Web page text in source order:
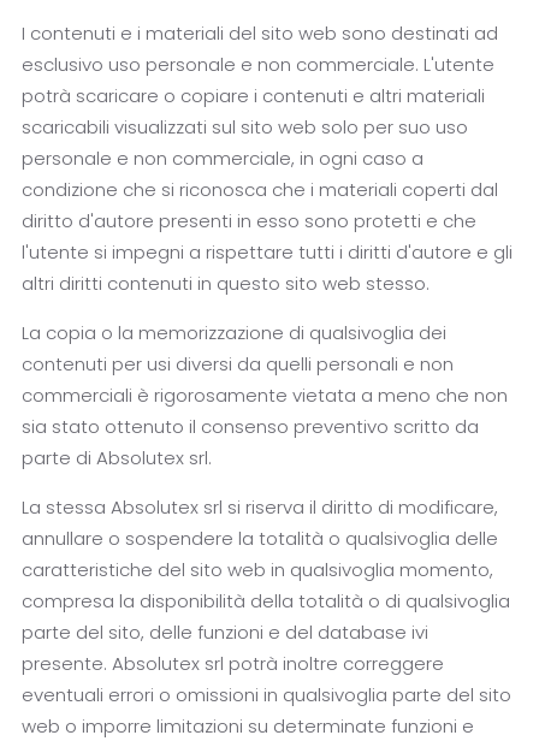
I contenuti e i materiali del sito web sono destinati ad
esclusivo uso personale e non commerciale. L'utente
potrà scaricare o copiare i contenuti e altri materiali
scaricabili visualizzati sul sito web solo per suo uso
personale e non commerciale, in ogni caso a
condizione che si riconosca che i materiali coperti dal
diritto d'autore presenti in esso sono protetti e che
l'utente si impegni a rispettare tutti i diritti d'autore e gli
altri diritti contenuti in questo sito web stesso.
La copia o la memorizzazione di qualsivoglia dei
contenuti per usi diversi da quelli personali e non
commerciali è rigorosamente vietata a meno che non
sia stato ottenuto il consenso preventivo scritto da
parte di Absolutex srl.
La stessa Absolutex srl si riserva il diritto di modificare,
annullare o sospendere la totalità o qualsivoglia delle
caratteristiche del sito web in qualsivoglia momento,
compresa la disponibilità della totalità o di qualsivoglia
parte del sito, delle funzioni e del database ivi
presente. Absolutex srl potrà inoltre correggere
eventuali errori o omissioni in qualsivoglia parte del sito
web o imporre limitazioni su determinate funzioni e